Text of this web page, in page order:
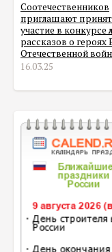
Соотечественников
приглашают
участие в конкурсе
рассказов о героях
Отечественной
16.03.25